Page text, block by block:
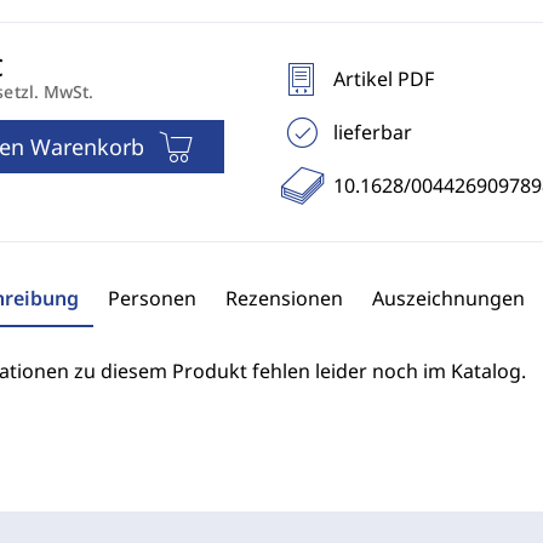
MwSt.
Warenkorb
Artikel PDF
lieferbar
10.1628/
Personen Rezensionen Auszeichnungen
zu diesem Produkt fehlen leider noch im Katalog.